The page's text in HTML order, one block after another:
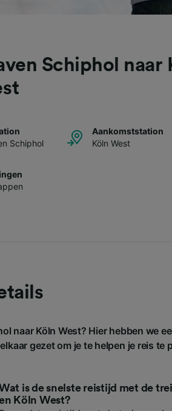
Schiphol naar
Schiphol
Aankomststation
Köln West
naar Köln West? Hier hebben we
gezet om je te helpen je reis te
is de snelste reistijd met de
Köln West?